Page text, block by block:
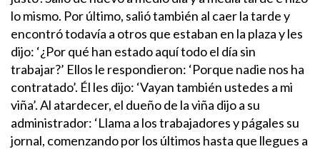
lo mismo. Por último, salió también al caer la tarde y
encontró todavía a otros que estaban en la plaza y les
dijo: ‘¿Por qué han estado aquí todo el día sin
trabajar?’ Ellos le respondieron: ‘Porque nadie nos ha
contratado’. Él les dijo: ‘Vayan también ustedes a mi
viña’.Al atardecer, el dueño de la viña dijo a su
administrador: ‘Llama a los trabajadores y págales su
jornal, comenzando por los últimos hasta que llegues a